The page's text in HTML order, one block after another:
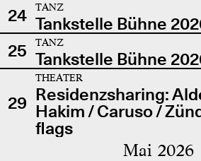
24
TANZ
Tankstelle Bühne
25
TANZ
Tankstelle Bühne
29
THEATER
Residenzsharing:
Hakim / Caruso /
flags
Mai 2026